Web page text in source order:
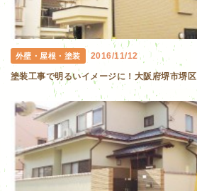
外壁・屋根・塗装 2016/11/12
塗装工事で明るいイメージに！大阪府堺市堺区